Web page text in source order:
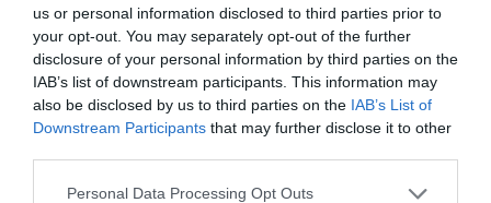
us or personal information disclosed to third parties prior to
your opt-out. You may separately opt-out of the further
disclosure of your personal information by third parties on the
IAB’s list of downstream participants. This information may
also be disclosed by us to third parties on the IAB’s List of
Downstream Participants that may further disclose it to other
Personal Data Processing Opt Outs
Τι πρέπει να καταγράφει ένας δρομέας;
Πάρε χαρτί και μολύβι…